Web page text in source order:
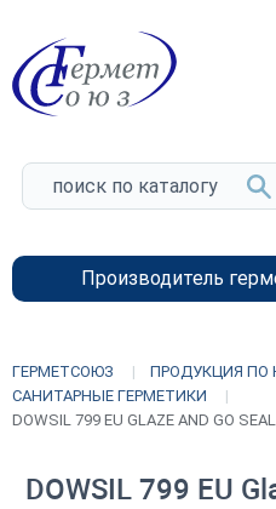
Производитель
ГЕРМЕТСОЮЗ
ПРОДУКЦИЯ ПО
САНИТАРНЫЕ ГЕРМЕТИКИ
DOWSIL 799 EU GLAZE AND GO
DOWSIL 799 EU